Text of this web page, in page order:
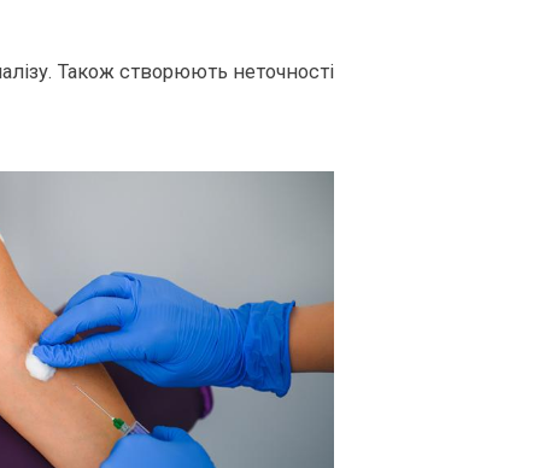
Також створюють неточності